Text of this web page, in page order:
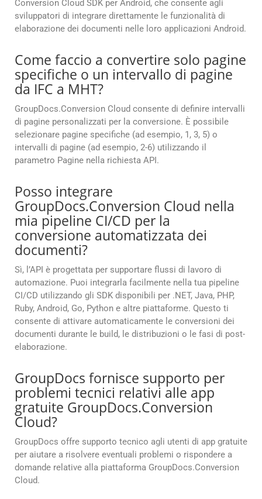
Conversion Cloud SDK per Android, che consente agli
sviluppatori di integrare direttamente le funzionalità di
elaborazione dei documenti nelle loro applicazioni Android.
Come faccio a convertire solo pagine
specifiche o un intervallo di pagine
da IFC a MHT?
GroupDocs.Conversion Cloud consente di definire intervalli
di pagine personalizzati per la conversione. È possibile
selezionare pagine specifiche (ad esempio, 1, 3, 5) o
intervalli di pagine (ad esempio, 2-6) utilizzando il
parametro Pagine nella richiesta API.
Posso integrare
GroupDocs.Conversion Cloud nella
mia pipeline CI/CD per la
conversione automatizzata dei
documenti?
Sì, l’API è progettata per supportare flussi di lavoro di
automazione. Puoi integrarla facilmente nella tua pipeline
CI/CD utilizzando gli SDK disponibili per .NET, Java, PHP,
Ruby, Android, Go, Python e altre piattaforme. Questo ti
consente di attivare automaticamente le conversioni dei
documenti durante le build, le distribuzioni o le fasi di post-
elaborazione.
GroupDocs fornisce supporto per
problemi tecnici relativi alle app
gratuite GroupDocs.Conversion
Cloud?
GroupDocs offre supporto tecnico agli utenti di app gratuite
per aiutare a risolvere eventuali problemi o rispondere a
domande relative alla piattaforma GroupDocs.Conversion
Cloud.